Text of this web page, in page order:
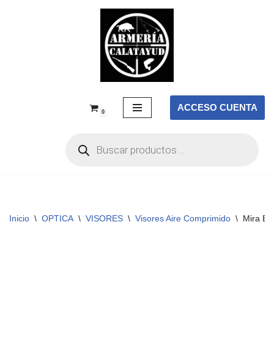
0 ACCESO CUENTA
Inicio \ OPTICA \ VISORES \ Visores Aire Comprimido \ Mira